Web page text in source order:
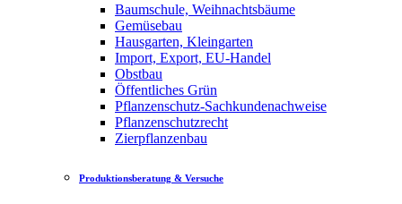
Baumschule, Weihnachtsbäume
Gemüsebau
Hausgarten, Kleingarten
Import, Export, EU-Handel
Obstbau
Öffentliches Grün
Pflanzenschutz-Sachkundenachweise
Pflanzenschutzrecht
Zierpflanzenbau
Produktionsberatung & Versuche